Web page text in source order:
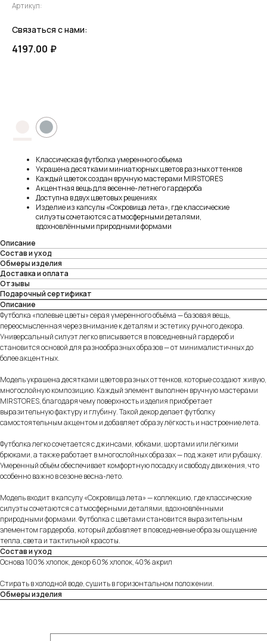
Артикул:
Связаться с нами:
4197.00 ₽
●
Классическая футболка умеренного объема
Украшена десятками миниатюрных цветов разных оттенков
Каждый цветок создан вручную мастерами MIRSTORES
Акцентная вещь для весенне-летнего гардероба
Доступна в двух цветовых решениях
Изделие из капсулы «Сокровища лета», где классические
силуэты сочетаются с атмосферными деталями,
вдохновлёнными природными формами
Описание
Состав и уход
Обмеры изделия
Доставка и оплата
Отзывы
Подарочный сертификат
Описание
Футболка «полевые цветы» серая умеренного объёма — базовая вещь,
переосмысленная через внимание к деталям и эстетику ручного декора.
Универсальный силуэт легко вписывается в повседневный гардероб и
становится основой для разнообразных образов — от минималистичных до
более акцентных.
Модель украшена десятками цветов разных оттенков, которые создают живую,
многослойную композицию. Каждый элемент выполнен вручную мастерами
MIRSTORES, благодаря чему поверхность изделия приобретает
выразительную фактуру и глубину. Такой декор делает футболку
самостоятельным акцентом и добавляет образу лёгкость и настроение лета.
Футболка легко сочетается с джинсами, юбками, шортами или лёгкими
брюками, а также работает в многослойных образах — под жакет или рубашку.
Умеренный объём обеспечивает комфортную посадку и свободу движения, что
особенно важно в сезоне весна-лето.
Модель входит в капсулу «Сокровища лета» — коллекцию, где классические
силуэты сочетаются с атмосферными деталями, вдохновлёнными
природными формами. Футболка с цветами становится выразительным
элементом гардероба, который добавляет в повседневные образы ощущение
тепла, света и тактильной красоты.
Состав и уход
Основа 100% хлопок, декор 60% хлопок, 40% акрил
Стирать в холодной воде, сушить в горизонтальном положении.
Обмеры изделия